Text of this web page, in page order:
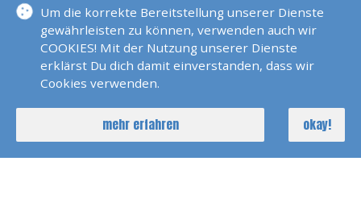
Übergabezeiten
Fahrgebiet
Rhein, Neckar, Main, Mosel
Führerschein
Um die korrekte Bereitstellung unserer Dienste
gewährleisten zu können, verwenden auch wir
COOKIES! Mit der Nutzung unserer Dienste
erklärst Du dich damit einverstanden, dass wir
Cookies verwenden.
mehr erfahren okay!